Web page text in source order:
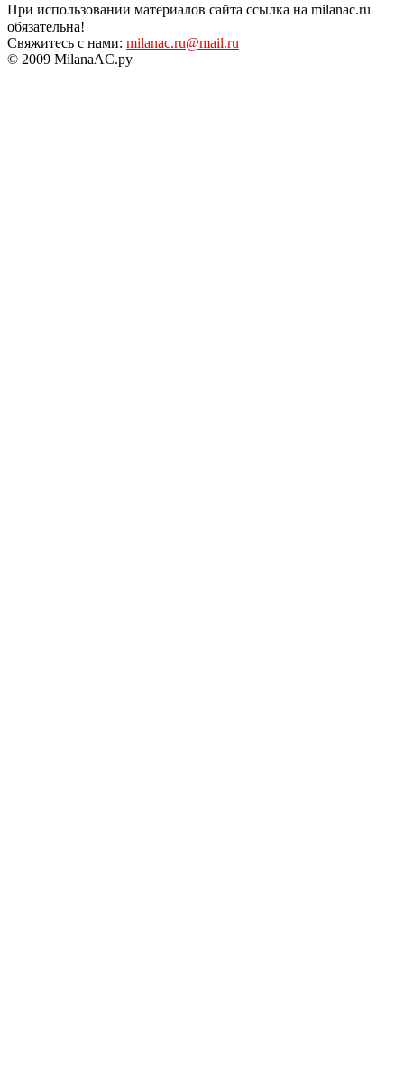
При использовании материалов сайта ссылка на milanac.ru
обязательна!
Свяжитесь с нами: milanac.ru@mail.ru
© 2009 MilanaAC.ру